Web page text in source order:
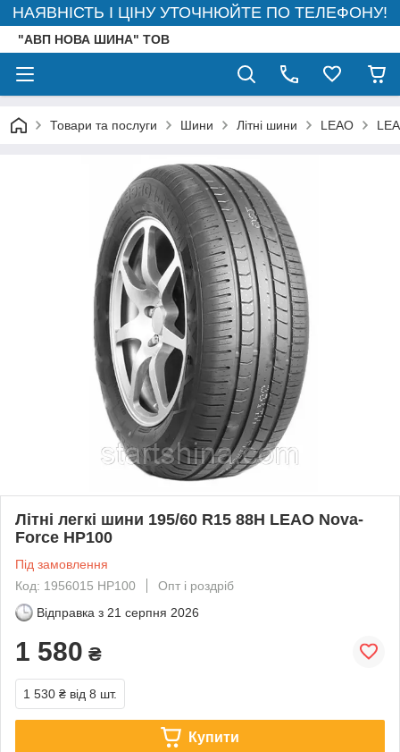
НАЯВНІСТЬ І ЦІНУ УТОЧНЮЙТЕ ПО ТЕЛЕФОНУ!
"АВП НОВА ШИНА" ТОВ
Товари та послуги Шини Літні шини LEAO
Літні легкі шини 195/60 R15 88H LEAO Nova-
Force HP100
Під замовлення
Код: 1956015 HP100
Опт і роздріб
Відправка з 21 серпня 2026
1 580 ₴
1 530 ₴ від 8 шт.
Купити